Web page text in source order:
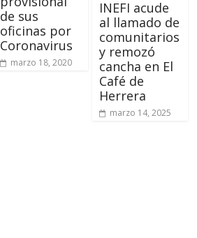
de sus
oficinas por
Coronavirus
marzo 18, 2020
INEFI acude
al llamado de
comunitarios
y remozó
cancha en El
Café de
Herrera
marzo 14, 2025